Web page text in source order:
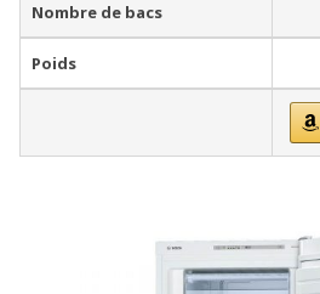
Nombre de bacs
Poids